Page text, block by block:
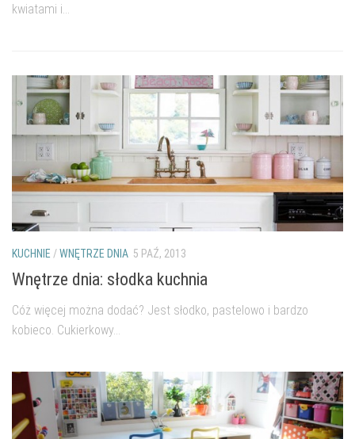
kwiatami i...
KUCHNIE /WNĘTRZE DNIA 5 PAŹ, 2013
Wnętrze dnia: słodka kuchnia
Cóż więcej można dodać? Jest słodko, pastelowo i bardzo
kobieco. Cukierkowy...